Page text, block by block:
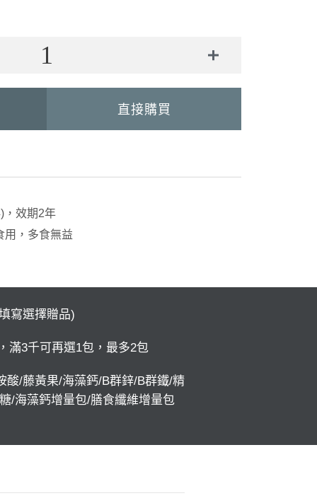
直接購買
，效期2年
用，多食無益
寫選擇贈品)
滿3千可再選1包，最多2包
酸/藤黃果/海藻鈣/B群鋅/B群鐵/精
/海藻鈣增量包/膳食纖維增量包